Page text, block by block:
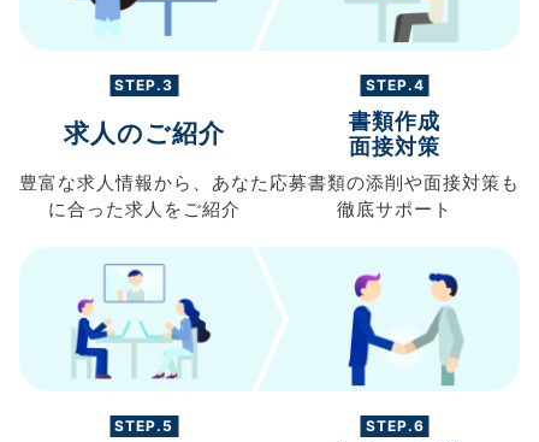
STEP.3
求人のご紹介
豊富な求人情報から、 あなた
に合った求人を ご紹介
STEP.4
書類作成
面接対策
応募書類の添削や面接対策も
徹底サポート
STEP.5 STEP.6